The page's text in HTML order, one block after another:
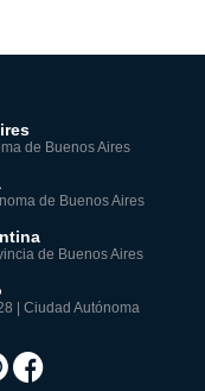
de Buenos Aires
de Buenos Aires
de Buenos Aires
| Ciudad Autónoma